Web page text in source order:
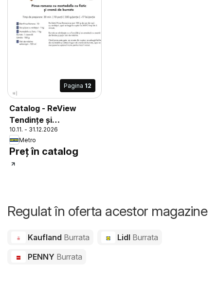
Pagina 12
Catalog - ReView
Tendințe și
Recomandări
10.11. - 31.12.2026
Metro
Preț în catalog
Regulat în oferta acestor magazine
Kaufland Burrata Lidl Burrata
PENNY Burrata